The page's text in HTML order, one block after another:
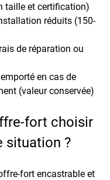
taille et certification)
réduits (150-
de réparation ou
en cas de
(valeur conservée)
fort choisir
situation ?
fort encastrable et